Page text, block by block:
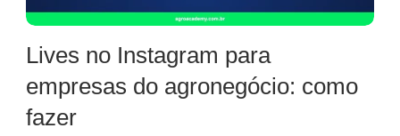
Lives no Instagram para
empresas do agronegócio: como
fazer